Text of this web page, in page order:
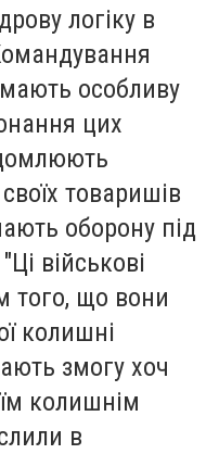
логіку в
особливу
цих
товаришів
оборону під
військові
того, що вони
колишні
змогу хоч
колишнім
в